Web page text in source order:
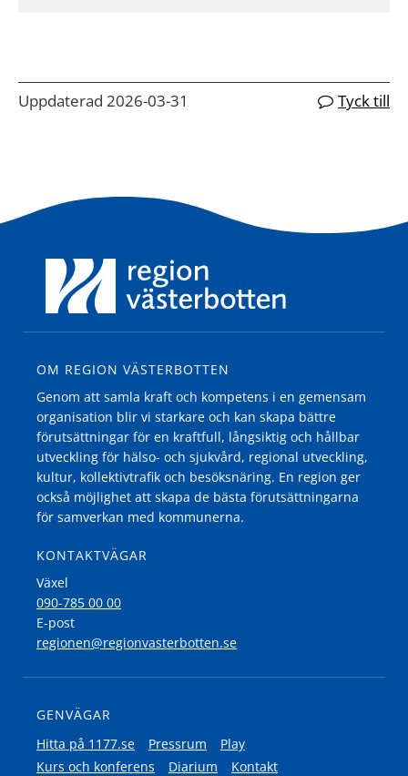
Uppdaterad 2026-03-31 Tyck till
OM REGION VÄSTERBOTTEN
Genom att samla kraft och kompetens i en gemensam
organisation blir vi starkare och kan skapa bättre
förutsättningar för en kraftfull, långsiktig och hållbar
utveckling för hälso- och sjukvård, regional utveckling,
kultur, kollektivtrafik och besöksnäring. En region ger
också möjlighet att skapa de bästa förutsättningarna
för samverkan med kommunerna.
KONTAKTVÄGAR
Växel
090-785 00 00
E-post
regionen@regionvasterbotten.se
GENVÄGAR
Hitta på 1177.se
Pressrum
Play
Kurs och konferens
Diarium Kontakt